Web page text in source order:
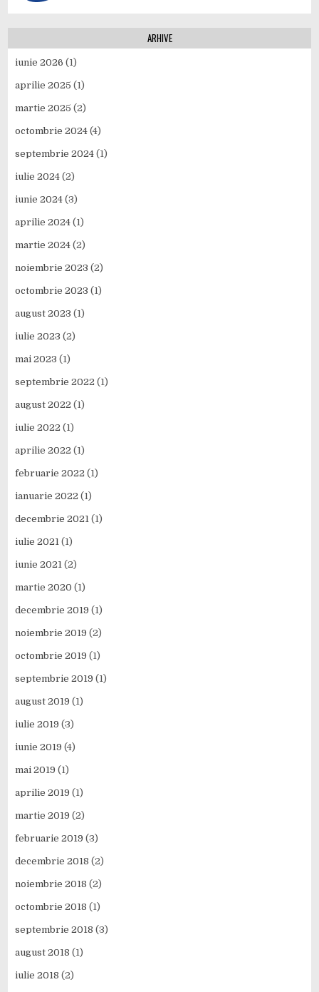
ARHIVE
iunie 2026 (1)
aprilie 2025 (1)
martie 2025 (2)
octombrie 2024 (4)
septembrie 2024 (1)
iulie 2024 (2)
iunie 2024 (3)
aprilie 2024 (1)
martie 2024 (2)
noiembrie 2023 (2)
octombrie 2023 (1)
august 2023 (1)
iulie 2023 (2)
mai 2023 (1)
septembrie 2022 (1)
august 2022 (1)
iulie 2022 (1)
aprilie 2022 (1)
februarie 2022 (1)
ianuarie 2022 (1)
decembrie 2021 (1)
iulie 2021 (1)
iunie 2021 (2)
martie 2020 (1)
decembrie 2019 (1)
noiembrie 2019 (2)
octombrie 2019 (1)
septembrie 2019 (1)
august 2019 (1)
iulie 2019 (3)
iunie 2019 (4)
mai 2019 (1)
aprilie 2019 (1)
martie 2019 (2)
februarie 2019 (3)
decembrie 2018 (2)
noiembrie 2018 (2)
octombrie 2018 (1)
septembrie 2018 (3)
august 2018 (1)
iulie 2018 (2)